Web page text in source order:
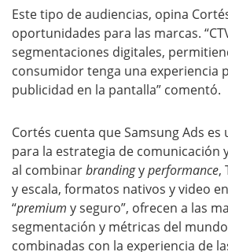
Este tipo de audiencias, opina
oportunidades para las marcas.
segmentaciones digitales,
consumidor tenga una experiencia
publicidad en la pantalla” comentó.
Cortés cuenta que Samsung Ads es
para la estrategia de comunicación
al combinarbrandingyperformance,
y escala, formatos nativos y video
“premium y seguro”, ofrecen a las
segmentación y métricas del
combinadas con la experiencia de